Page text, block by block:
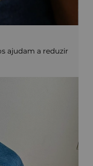
ajudam a reduzir